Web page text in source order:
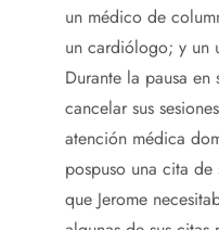
un médico de
un cardiólogo; y un
Durante la pausa
cancelar sus
atención médica
pospuso una cita
que Jerome